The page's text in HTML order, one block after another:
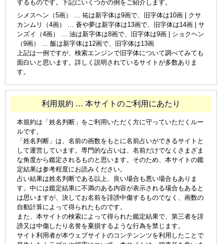
するものです。下記にいくつかの例をご紹介します。
シメスヘン（5画） … 祐は新字体は9画で、旧字体は10画 | クサ
カンムリ（4画） … 蒼や夢は新字体は13画で、旧字体は14画 | サ
ンズイ（4画） … 油は新字体は8画で、旧字体は9画 | ショクヘン
（9画） … 飯は新字体は12画で、旧字体は13画
上記は一例ですが、検索エンジンで旧字体について調べてみても
面白いと思います。詳しく説明されているサイトが多数ありま
す。
利用規約 … 本サイトのご利用にあたり
本規約は「姓名判断」をご利用いただく方に守っていただくルー
ルです。
「姓名判断」は、名前の画数をもとに名前占いができるサイトと
して運営しています。専門的な占いは、名前だけでなくさまざま
な角度から鑑定されるものと思います。そのため、本サイトの鑑
定結果は参考程度にお読みください。
占い結果は姓名判断である以上、良い場合も悪い場合もありま
す。中には鑑定結果に不満のある内容が表示される場合もあると
は思いますが、決してお名前を誹謗中傷するものでなく、画数の
自動計算によって得られたものです。
また、本サイトの検索によって得られた鑑定結果で、第三者を誹
謗又は中傷したり名誉を棄損するような行為を禁じます。
サイト利用者が本ウェブサイトのコンテンンツを利用したことで